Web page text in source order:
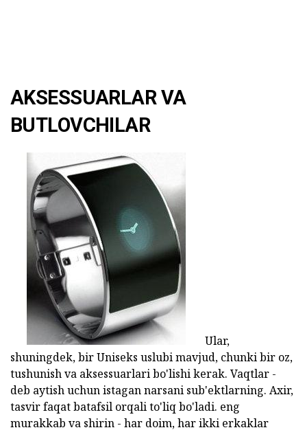
AKSESSUARLAR VA
BUTLOVCHILAR
Ular,
shuningdek, bir Uniseks uslubi mavjud, chunki bir oz,
tushunish va aksessuarlari bo'lishi kerak. Vaqtlar -
deb aytish uchun istagan narsani sub'ektlarning. Axir,
tasvir faqat batafsil orqali to'liq bo'ladi. eng
murakkab va shirin - har doim, har ikki erkaklar